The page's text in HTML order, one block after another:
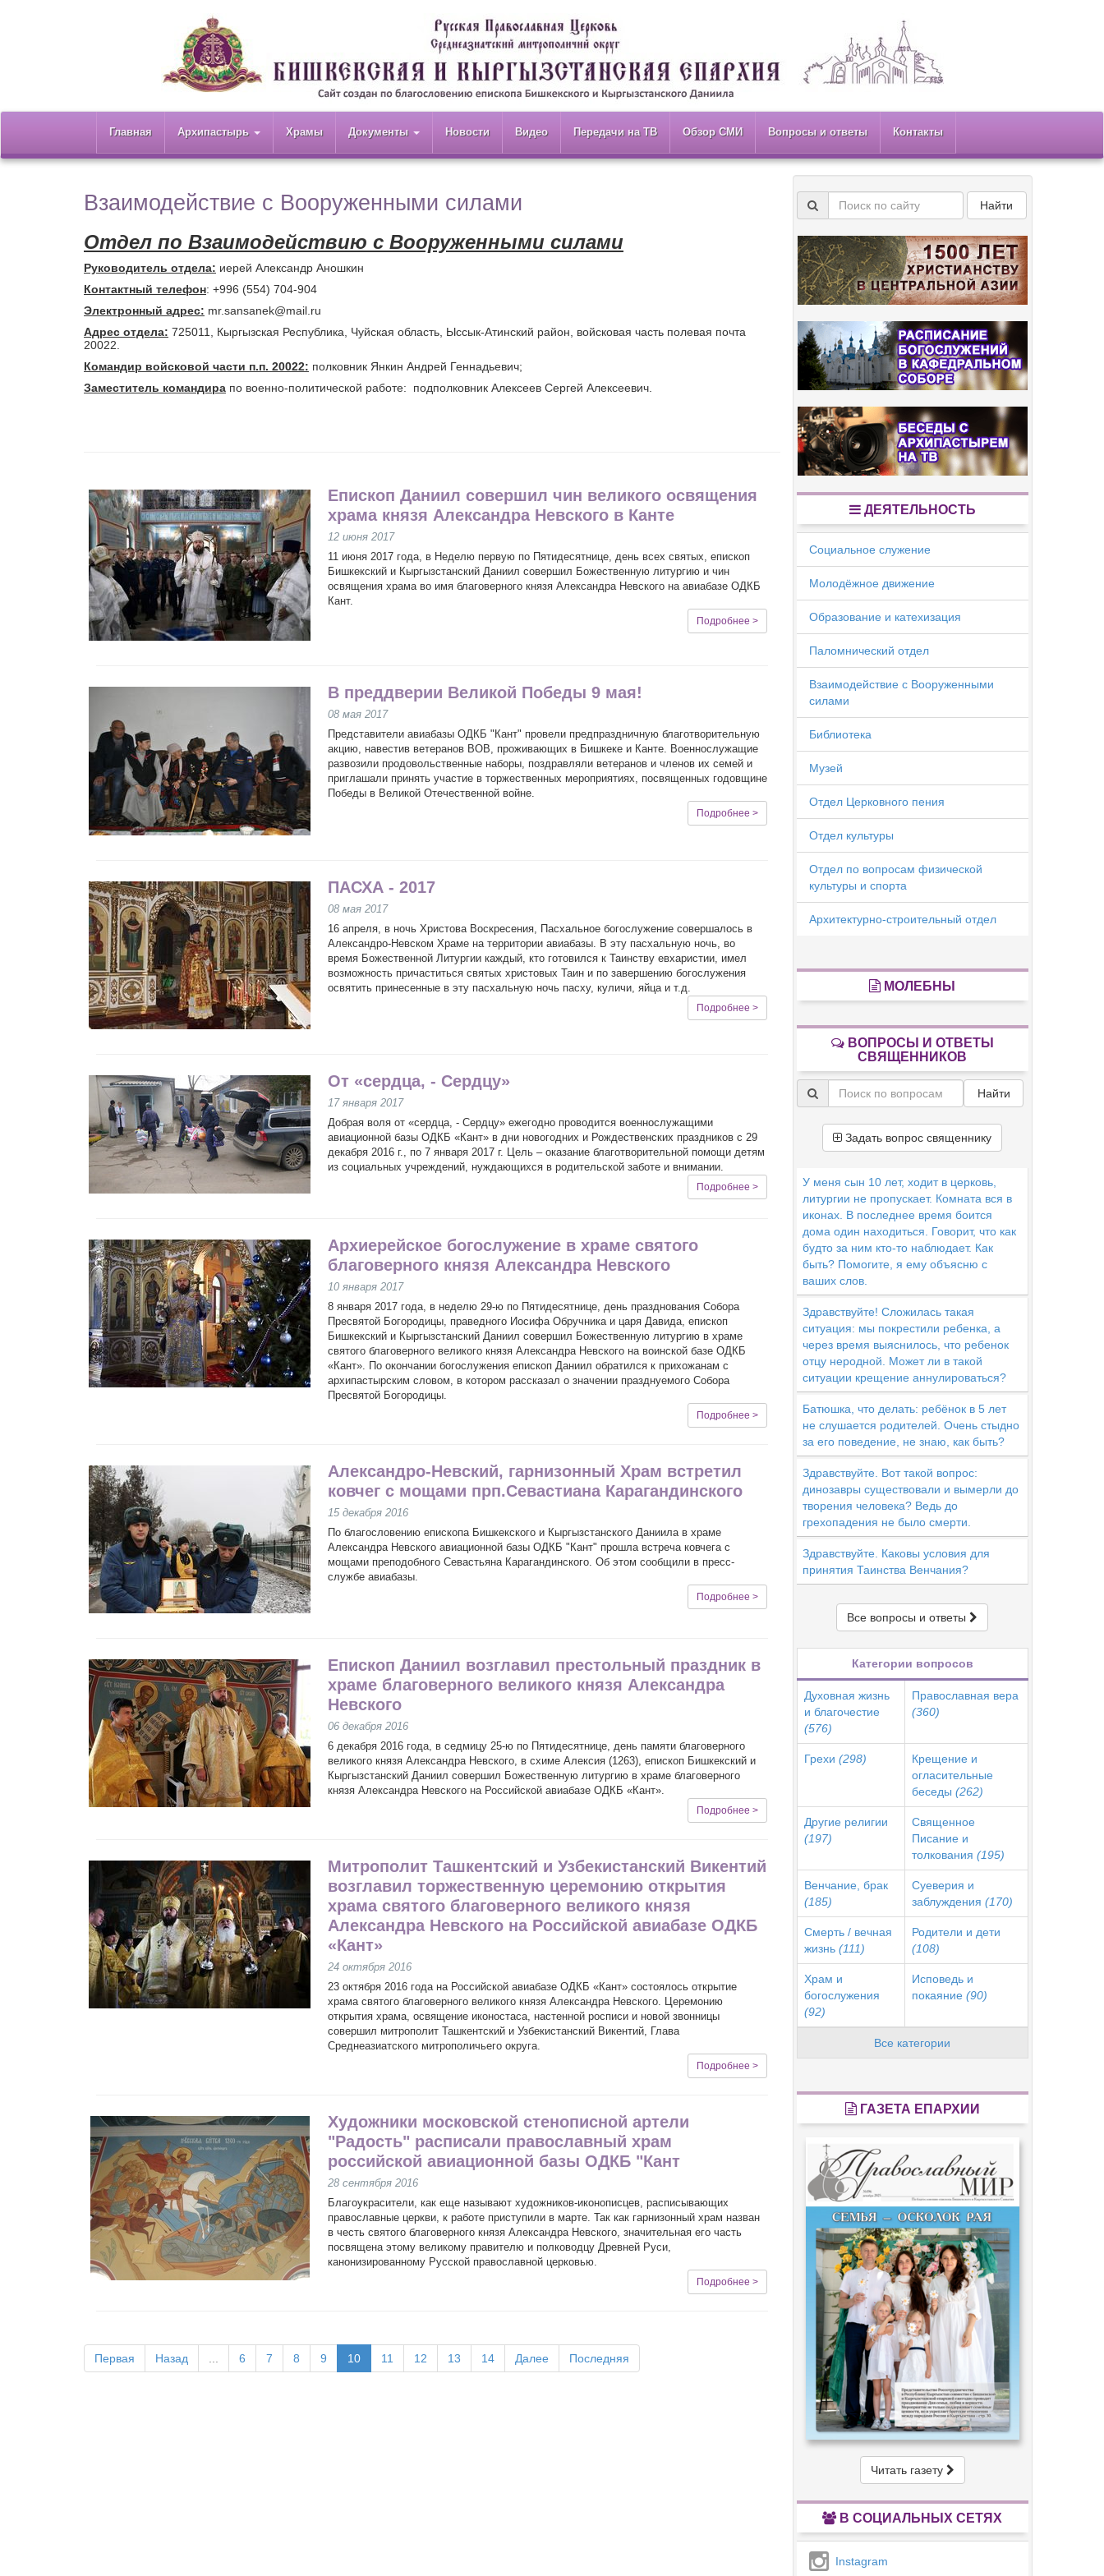
Главная Архипастырь Храмы Документы Новости Видео Передачи на ТВ Обзор СМИ Вопросы и ответы Контакты
Взаимодействие с Вооруженными силами
Отдел по Взаимодействию с Вооруженными силами
Руководитель отдела: иерей Александр Аношкин
Контактный телефон: +996 (554) 704-904
Электронный адрес: mr.sansanek@mail.ru
Адрес отдела: 725011, Кыргызская Республика, Чуйская область, Ыссык-Атинский район, войсковая часть полевая почта
20022.
Командир войсковой части п.п. 20022: полковник Янкин Андрей Геннадьевич;
Заместитель командира по военно-политической работе: подполковник Алексеев Сергей Алексеевич.
Епископ Даниил совершил чин великого освящения
храма князя Александра Невского в Канте
12 июня 2017
11 июня 2017 года, в Неделю первую по Пятидесятнице, день всех святых, епископ
Бишкекский и Кыргызстанский Даниил совершил Божественную литургию и чин
освящения храма во имя благоверного князя Александра Невского на авиабазе ОДКБ
Кант.
Подробнее >
В преддверии Великой Победы 9 мая!
08 мая 2017
Представители авиабазы ОДКБ "Кант" провели предпраздничную благотворительную
акцию, навестив ветеранов ВОВ, проживающих в Бишкеке и Канте. Военнослужащие
развозили продовольственные наборы, поздравляли ветеранов и членов их семей и
приглашали принять участие в торжественных мероприятиях, посвященных годовщине
Победы в Великой Отечественной войне.
Подробнее >
ПАСХА - 2017
08 мая 2017
16 апреля, в ночь Христова Воскресения, Пасхальное богослужение совершалось в
Александро-Невском Храме на территории авиабазы. В эту пасхальную ночь, во
время Божественной Литургии каждый, кто готовился к Таинству евхаристии, имел
возможность причаститься святых христовых Таин и по завершению богослужения
освятить принесенные в эту пасхальную ночь пасху, куличи, яйца и т.д.
Подробнее >
От «сердца, - Сердцу»
17 января 2017
Добрая воля от «сердца, - Сердцу» ежегодно проводится военнослужащими
авиационной базы ОДКБ «Кант» в дни новогодних и Рождественских праздников с 29
декабря 2016 г., по 7 января 2017 г. Цель – оказание благотворительной помощи детям
из социальных учреждений, нуждающихся в родительской заботе и внимании.
Подробнее >
Архиерейское богослужение в храме святого
благоверного князя Александра Невского
10 января 2017
8 января 2017 года, в неделю 29-ю по Пятидесятнице, день празднования Собора
Пресвятой Богородицы, праведного Иосифа Обручника и царя Давида, епископ
Бишкекский и Кыргызстанский Даниил совершил Божественную литургию в храме
святого благоверного великого князя Александра Невского на воинской базе ОДКБ
«Кант». По окончании богослужения епископ Даниил обратился к прихожанам с
архипастырским словом, в котором рассказал о значении празднуемого Собора
Пресвятой Богородицы.
Подробнее >
Александро-Невский, гарнизонный Храм встретил
ковчег с мощами прп.Севастиана Карагандинского
15 декабря 2016
По благословению епископа Бишкекского и Кыргызстанского Даниила в храме
Александра Невского авиационной базы ОДКБ "Кант" прошла встреча ковчега с
мощами преподобного Севастьяна Карагандинского. Об этом сообщили в пресс-
службе авиабазы.
Подробнее >
Епископ Даниил возглавил престольный праздник в
храме благоверного великого князя Александра
Невского
06 декабря 2016
6 декабря 2016 года, в седмицу 25-ю по Пятидесятнице, день памяти благоверного
великого князя Александра Невского, в схиме Алексия (1263), епископ Бишкекский и
Кыргызстанский Даниил совершил Божественную литургию в храме благоверного
князя Александра Невского на Российской авиабазе ОДКБ «Кант».
Подробнее >
Митрополит Ташкентский и Узбекистанский Викентий
возглавил торжественную церемонию открытия
храма святого благоверного великого князя
Александра Невского на Российской авиабазе ОДКБ
«Кант»
24 октября 2016
23 октября 2016 года на Российской авиабазе ОДКБ «Кант» состоялось открытие
храма святого благоверного великого князя Александра Невского. Церемонию
открытия храма, освящение иконостаса, настенной росписи и новой звонницы
совершил митрополит Ташкентский и Узбекистанский Викентий, Глава
Среднеазиатского митрополичьего округа.
Подробнее >
Художники московской стенописной артели
"Радость" расписали православный храм
российской авиационной базы ОДКБ "Кант
28 сентября 2016
Благоукрасители, как еще называют художников-иконописцев, расписывающих
православные церкви, к работе приступили в марте. Так как гарнизонный храм назван
в честь святого благоверного князя Александра Невского, значительная его часть
посвящена этому великому правителю и полководцу Древней Руси,
канонизированному Русской православной церковью.
Подробнее >
Первая Назад 6 7 8 9 10 11 12 13 14 Далее Последняя
Найти
ДЕЯТЕЛЬНОСТЬ
Социальное служение
Молодёжное движение
Образование и катехизация
Паломнический отдел
Взаимодействие с Вооруженными
силами
Библиотека
Музей
Отдел Церковного пения
Отдел культуры
Отдел по вопросам физической
культуры и спорта
Архитектурно-строительный отдел
МОЛЕБНЫ
ВОПРОСЫ И ОТВЕТЫ
СВЯЩЕННИКОВ
Найти
Задать вопрос священнику
У меня сын 10 лет, ходит в церковь,
литургии не пропускает. Комната вся в
иконах. В последнее время боится
дома один находиться. Говорит, что как
будто за ним кто-то наблюдает. Как
быть? Помогите, я ему объясню с
ваших слов.
Здравствуйте! Сложилась такая
ситуация: мы покрестили ребенка, а
через время выяснилось, что ребенок
отцу неродной. Может ли в такой
ситуации крещение аннулироваться?
Батюшка, что делать: ребёнок в 5 лет
не слушается родителей. Очень стыдно
за его поведение, не знаю, как быть?
Здравствуйте. Вот такой вопрос:
динозавры существовали и вымерли до
творения человека? Ведь до
грехопадения не было смерти.
Здравствуйте. Каковы условия для
принятия Таинства Венчания?
Все вопросы и ответы
Категории вопросов
Духовная жизнь
и благочестие
(576)
Православная вера
(360)
Грехи (298)
Крещение и
огласительные
беседы (262)
Другие религии
(197)
Священное
Писание и
толкования (195)
Венчание, брак
(185)
Суеверия и
заблуждения (170)
Смерть / вечная
жизнь (111)
Родители и дети
(108)
Храм и
богослужения
(92)
Исповедь и
покаяние (90)
Все категории
ГАЗЕТА ЕПАРХИИ
Читать газету
В СОЦИАЛЬНЫХ СЕТЯХ
Instagram